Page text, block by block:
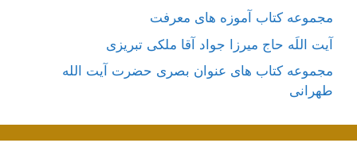
مجموعه کتاب آموزه های معرفت
آیت اللَه حاج میرزا جواد آقا ملکی تبریزی
مجموعه کتاب های عنوان بصری حضرت آیت الله
طهرانی